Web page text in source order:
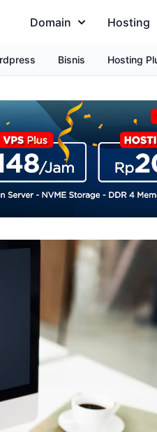
Domain Hosting
Bisnis Hosting